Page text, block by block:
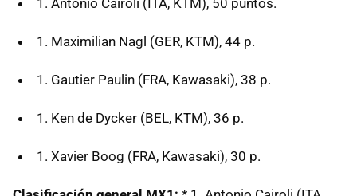
Maximilian Nagl (GER, KTM), 44 p.
Gautier Paulin (FRA, Kawasaki), 38 p.
Ken de Dycker (BEL, KTM), 36 p.
Xavier Boog (FRA, Kawasaki), 30 p.